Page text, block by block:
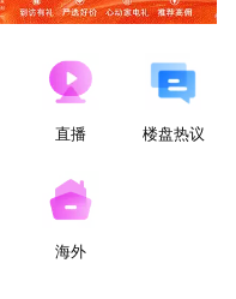
直播 楼盘热议
海外